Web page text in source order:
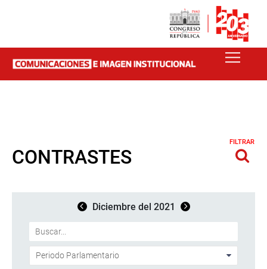
CONTRASTES
FILTRAR
Diciembre del 2021